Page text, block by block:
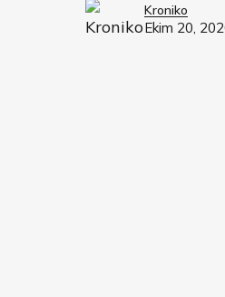
Kroniko
Ekim 20,